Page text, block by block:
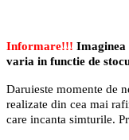
Informare!!! Imaginea
varia in functie de
Daruieste momente de
realizate din cea mai
care incanta simturile.